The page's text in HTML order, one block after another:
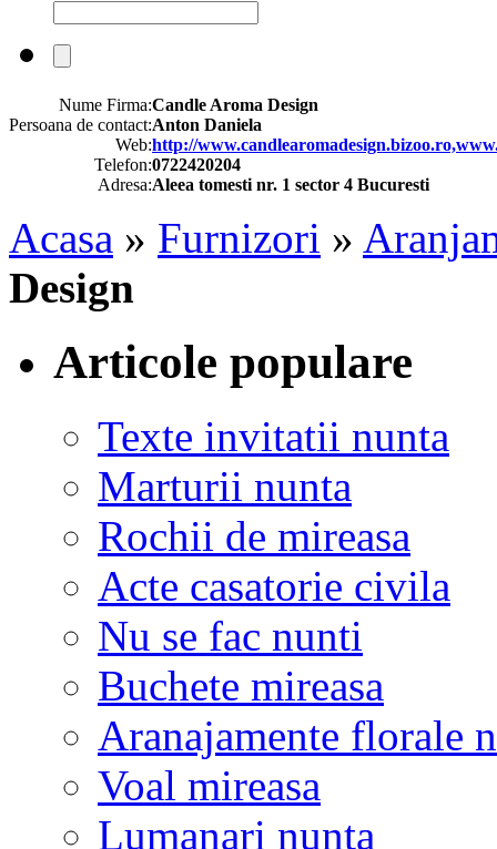
Nume Firma:Candle Aroma Design
Persoana de contact:Anton Daniela
Web:http://
Telefon:0722420204
Adresa:Aleea tomesti nr. 1 sector 4 Bucuresti
Acasa » Furnizori »
Design
Articole populare
Texte invitatii nunta
Marturii nunta
Rochii de mireasa
Acte casatorie civila
Nu se fac nunti
Buchete mireasa
Aranajamente florale
Voal mireasa
Lumanari nunta